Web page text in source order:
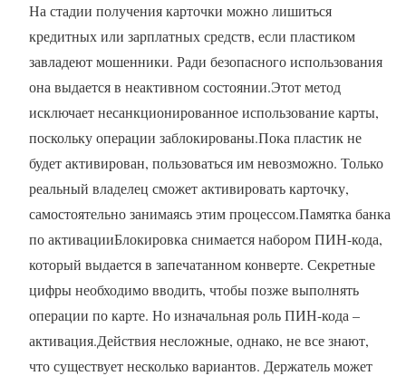
На стадии получения карточки можно лишиться
кредитных или зарплатных средств, если пластиком
завладеют мошенники. Ради безопасного использования
она выдается в неактивном состоянии.Этот метод
исключает несанкционированное использование карты,
поскольку операции заблокированы.Пока пластик не
будет активирован, пользоваться им невозможно. Только
реальный владелец сможет активировать карточку,
самостоятельно занимаясь этим процессом.Памятка банка
по активацииБлокировка снимается набором ПИН-кода,
который выдается в запечатанном конверте. Секретные
цифры необходимо вводить, чтобы позже выполнять
операции по карте. Но изначальная роль ПИН-кода –
активация.Действия несложные, однако, не все знают,
что существует несколько вариантов. Держатель может